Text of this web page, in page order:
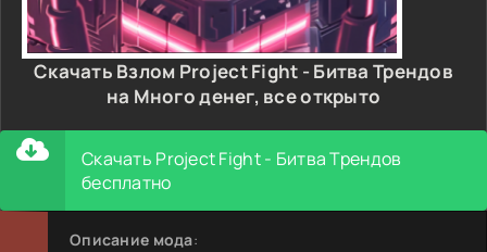
Скачать Взлом Project Fight - Битва Трендов
на Много денег, все открыто
Скачать Project Fight - Битва Трендов
бесплатно
Описание мода: